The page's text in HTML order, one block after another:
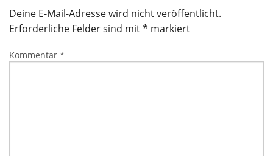
Deine E-Mail-Adresse wird nicht veröffentlicht.
Erforderliche Felder sind mit* markiert
Kommentar *